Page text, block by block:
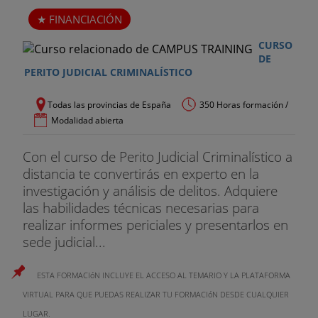
FINANCIACIÓN
CURSO
DE
PERITO JUDICIAL CRIMINALÍSTICO
Todas las provincias de España
350 Horas formación /
Modalidad abierta
Con el curso de Perito Judicial Criminalístico a
distancia te convertirás en experto en la
investigación y análisis de delitos. Adquiere
las habilidades técnicas necesarias para
realizar informes periciales y presentarlos en
sede judicial...
ESTA FORMACIóN INCLUYE EL ACCESO AL TEMARIO Y LA PLATAFORMA
VIRTUAL PARA QUE PUEDAS REALIZAR TU FORMACIóN DESDE CUALQUIER
LUGAR.